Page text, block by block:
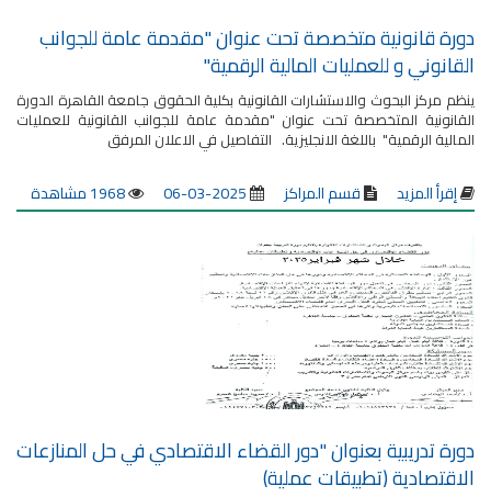
دورة قانونية متخصصة تحت عنوان "مقدمة عامة للجوانب
القانوني و للعمليات المالية الرقمية"
ينظم مركز البحوث والاستشارات القانونية بكلية الحقوق جامعة القاهرة الدورة
القانونية المتخصصة تحت عنوان "مقدمة عامة للجوانب القانونية للعمليات
المالية الرقمية" باللغة الانجليزية. التفاصيل في الاعلان المرفق
إقرأ المزيد قسم المراكز 2025-03-06 1968 مشاهدة
دورة تدريبية بعنوان "دور القضاء الاقتصادي في حل المنازعات
الاقتصادية (تطبيقات عملية)